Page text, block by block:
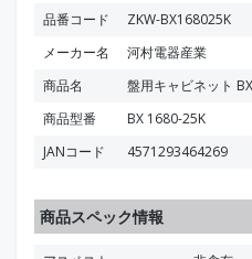
品番コード
ZKW-BX168025K
メーカー名
河村電器産業
商品名
盤用キャビネット BX
商品型番
BX 1680-25K
JANコード
4571293464269
商品スペック情報